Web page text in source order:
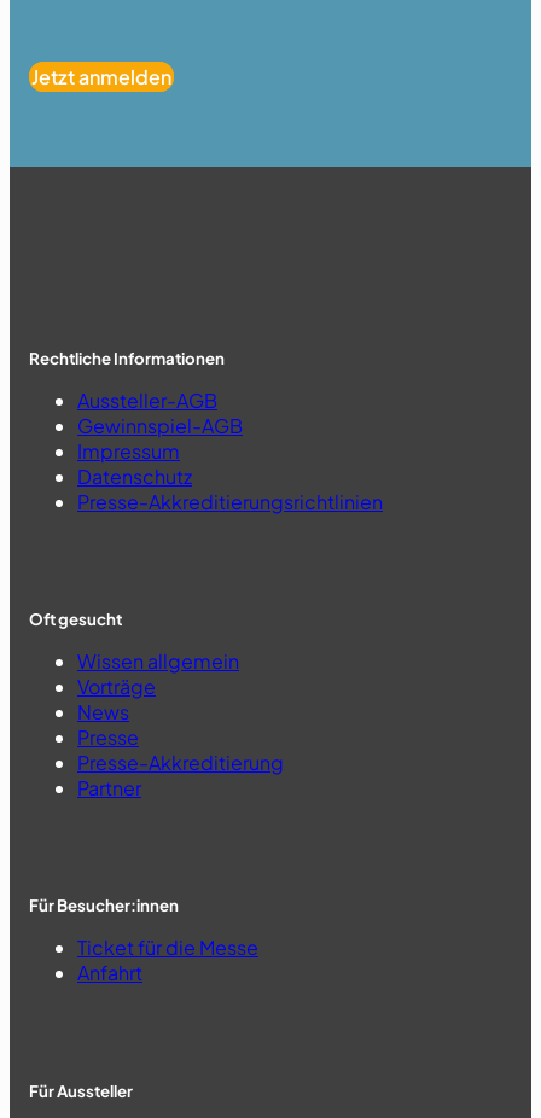
Jetzt anmelden
Rechtliche Informationen
Aussteller-AGB
Gewinnspiel-AGB
Impressum
Datenschutz
Presse-Akkreditierungsrichtlinien
Oft gesucht
Wissen allgemein
Vorträge
News
Presse
Presse-Akkreditierung
Partner
Für Besucher:innen
Ticket für die Messe
Anfahrt
Für Aussteller